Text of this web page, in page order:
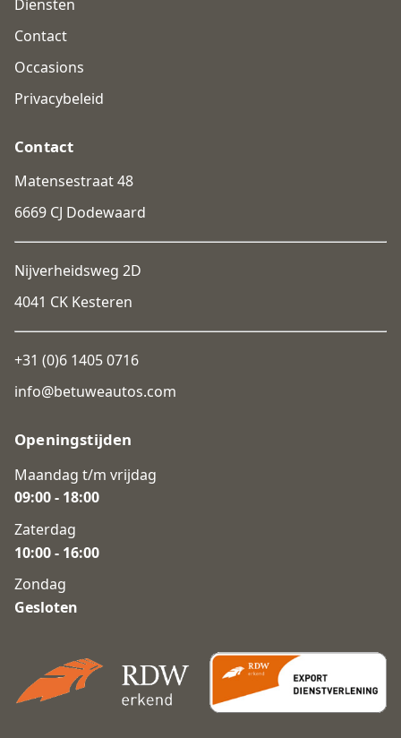
Diensten
Contact
Occasions
Privacybeleid
Contact
Matensestraat 48
6669 CJ Dodewaard
Nijverheidsweg 2D
4041 CK Kesteren
+31 (0)6 1405 0716
info@betuweautos.com
Openingstijden
Maandag t/m vrijdag
09:00 - 18:00
Zaterdag
10:00 - 16:00
Zondag
Gesloten